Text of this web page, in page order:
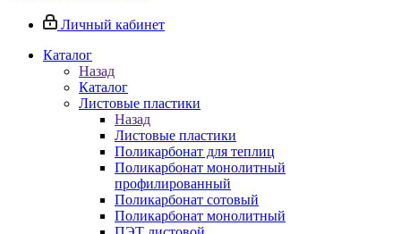
Личный кабинет
Каталог
Назад
Каталог
Листовые пластики
Назад
Листовые пластики
Поликарбонат для теплиц
Поликарбонат монолитный
профилированный
Поликарбонат сотовый
Поликарбонат монолитный